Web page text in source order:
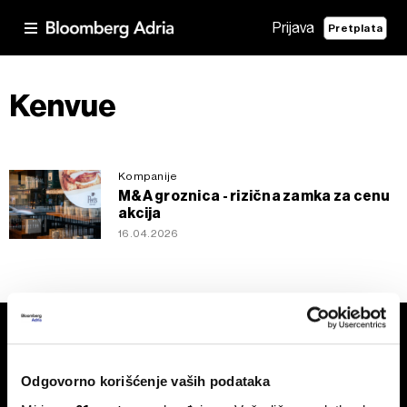
Odgovorno korišćenje vaših podataka
Prijava Pretplata
Kenvue
Kompanije
M&A groznica - rizična zamka za cenu
akcija
16.04.2026